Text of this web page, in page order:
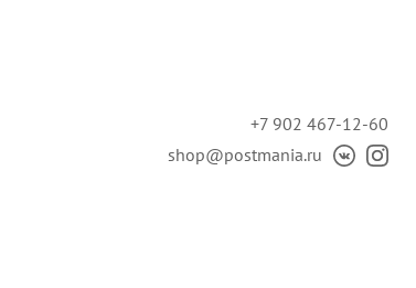
+7 902 467-12-60
shop@postmania.ru